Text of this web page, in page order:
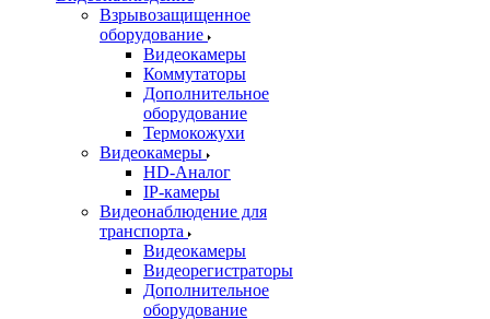
Взрывозащищенное
оборудование
Видеокамеры
Коммутаторы
Дополнительное
оборудование
Термокожухи
Видеокамеры
HD-Аналог
IP-камеры
Видеонаблюдение для
транспорта
Видеокамеры
Видеорегистраторы
Дополнительное
оборудование